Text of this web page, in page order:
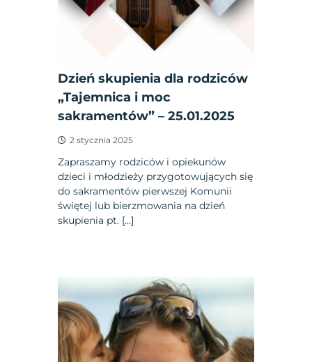
Dzień skupienia dla rodziców
„Tajemnica i moc
sakramentów” – 25.01.2025
2 stycznia 2025
Zapraszamy rodziców i opiekunów
dzieci i młodzieży przygotowujących się
do sakramentów pierwszej Komunii
świętej lub bierzmowania na dzień
skupienia pt. […]